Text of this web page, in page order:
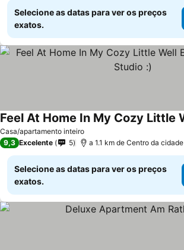
Selecione as datas para ver os preços
exatos.
Casa/apartamento inteiro
9,3 Excelente 5 a 1.1 km de Centro da cidade
Selecione as datas para ver os preços
exatos.